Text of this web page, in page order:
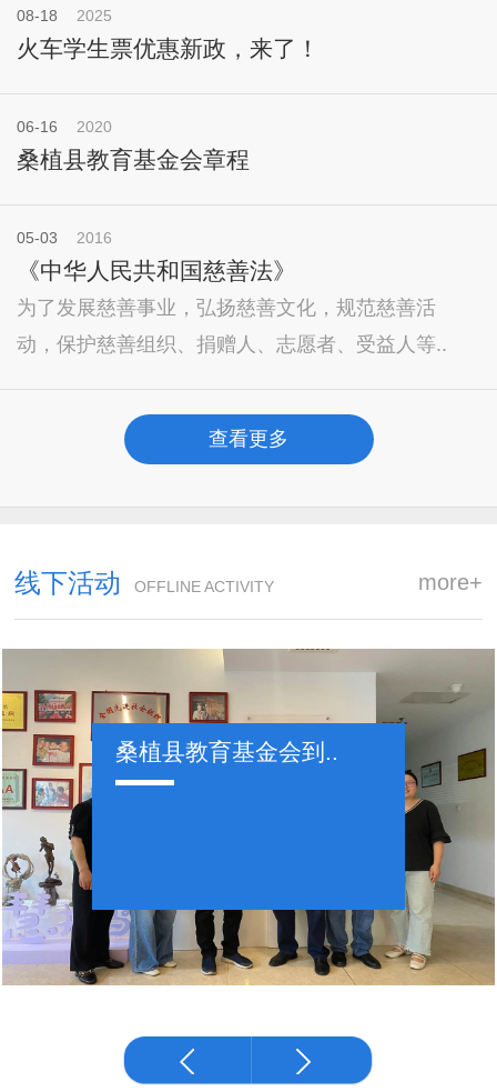
08-18 2025
火车学生票优惠新政，来了！
06-16 2020
桑植县教育基金会章程
05-03 2016
《中华人民共和国慈善法》
为了发展慈善事业，弘扬慈善文化，规范慈善活
动，保护慈善组织、捐赠人、志愿者、受益人等..
查看更多
线下活动 OFFLINE ACTIVITY more+
桑植县教育基金会到..